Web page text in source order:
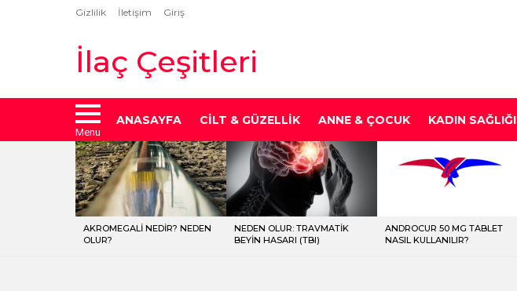
Gizlilik İletişim Giriş
İlaç Çeşitleri
Menu
ANASAYFA CILT & GÜZELLIK ANNE & ÇOCUK KADIN SAĞLIĞI
LATEST
STORIES
AKROMEGALI NEDIR? NEDEN
OLUR?
NEDEN OLUR: TRAVMATIK
BEYIN HASARI (TBI)
ANDROCUR 50 MG TABLET
NASIL KULLANILIR?